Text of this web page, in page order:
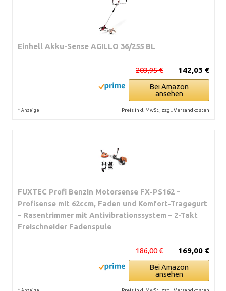
Einhell Akku-Sense AGILLO 36/255 BL
142,03 €
203,95 €
Bei Amazon
ansehen
* Anzeige Preis inkl. MwSt., zzgl. Versandkosten
FUXTEC Profi Benzin Motorsense FX-PS162 –
Profisense mit 62ccm, Faden und Komfort-Tragegurt
– Rasentrimmer mit Antivibrationssystem – 2-Takt
Freischneider Fadenspule
169,00 €
186,00 €
Bei Amazon
ansehen